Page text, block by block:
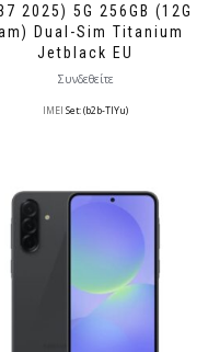
2025) 5G 256GB (12GB
Dual-Sim Titanium
Jetblack EU
Συνδεθείτε
IMEI Set: (b2b-TlYu)